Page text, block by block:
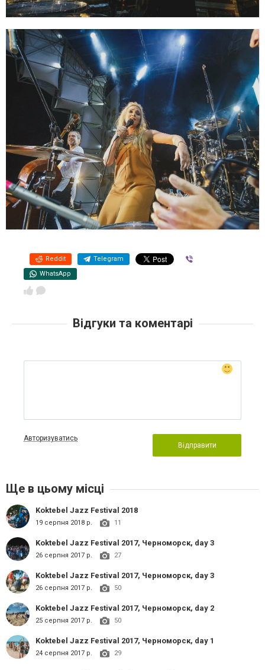
Reddit Telegram
WhatsApp
Відгуки та коментарі
Авторизуватись
Відправити
Ще в цьому місці
Koktebel Jazz Festival 2018
19 серпня 2018 р. 11
Koktebel Jazz Festival 2017, Черноморск, day 3
26 серпня 2017 р. 27
Koktebel Jazz Festival 2017, Черноморск, day 3
26 серпня 2017 р. 50
Koktebel Jazz Festival 2017, Черноморск, day 2
25 серпня 2017 р. 50
Koktebel Jazz Festival 2017, Черноморск, day 1
24 серпня 2017 р. 29